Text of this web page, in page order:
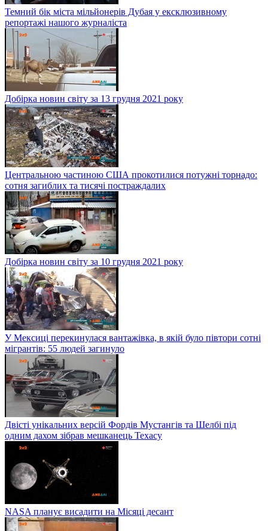
Темний бік міста мільйонерів Дубая у ексклюзивному
репортажі нашого журналіста
Добірка новин світу за 13 грудня 2021 року
Центральною частиною США прокотилися потужні торнадо:
сотня загиблих та тисячі постраждалих
Добірка новин світу за 10 грудня 2021 року
У Мексиці перекинулася вантажівка, в якій було півтори сотні
мігрантів: 55 людей загинуло
Двісті унікальних версій Фордів Мустангів та Шелбі під
одним дахом зібрав мешканець Техасу
NASA планує висадити на Місяці десант